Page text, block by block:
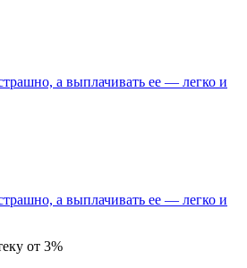
а выплачивать ее — легко и
а выплачивать ее — легко и
от 3%